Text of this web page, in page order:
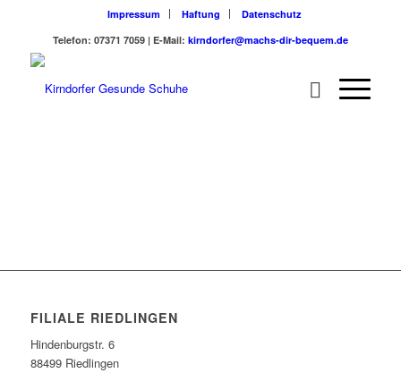
Impressum Haftung
Datenschutz
Telefon: 07371 7059 | E-Mail: kirndorfer@machs-dir-bequem.de
FILIALE RIEDLINGEN
Hindenburgstr. 6
88499 Riedlingen